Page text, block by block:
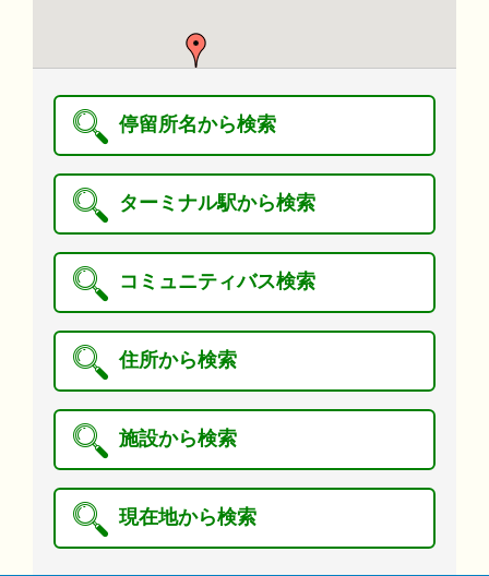
停留所名から検索
ターミナル駅から検索
コミュニティバス検索
住所から検索
施設から検索
現在地から検索